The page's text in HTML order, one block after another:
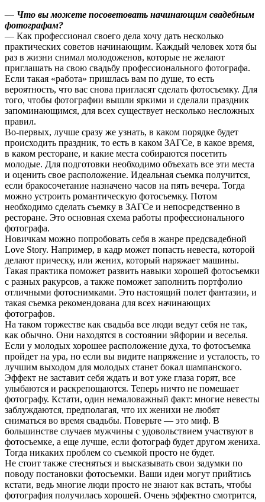
— Что вы можете посоветовать начинающим свадебным
фотографам?
— Как профессионал своего дела хочу дать несколько
практических советов начинающим. Каждый человек хотя бы
раз в жизни снимал молодоженов, которые не желают
приглашать на свою свадьбу профессионального фотографа.
Если такая «работа» пришлась вам по душе, то есть
вероятность, что вас снова пригласят сделать фотосъемку. Для
того, чтобы фотографии вышли яркими и сделали праздник
запоминающимся, для всех существует несколько несложных
правил.
Во-первых, лучше сразу же узнать, в каком порядке будет
происходить праздник, то есть в каком ЗАГСе, в какое время,
в каком ресторане, и какие места собираются посетить
молодые. Для подготовки необходимо объехать все эти места
и оценить свое расположение. Идеальная съемка получится,
если бракосочетание назначено часов на пять вечера. Тогда
можно устроить романтическую фотосъемку. Потом
необходимо сделать съемку в ЗАГСе и непосредственно в
ресторане. Это основная схема работы профессионального
фотографа.
Новичкам можно попробовать себя в жанре предсвадебной
Love Story. Например, в кадр может попасть невеста, которой
делают прическу, или жених, который наряжает машины.
Такая практика поможет развить навыки хорошей фотосъемки
с разных ракурсов, а также поможет заполнить портфолио
отличными фотоснимками. Это настоящий полет фантазии, и
такая съемка рекомендована для всех начинающих
фотографов.
На таком торжестве как свадьба все люди ведут себя не так,
как обычно. Они находятся в состоянии эйфории и веселья.
Если у молодых хорошее расположение духа, то фотосъемка
пройдет на ура, но если вы видите напряжение и усталость, то
лучшим выходом для молодых станет бокал шампанского.
Эффект не заставит себя ждать и вот уже глаза горят, все
улыбаются и раскрепощаются. Теперь ничто не помешает
фотографу. Кстати, один немаловажный факт: многие невесты
заблуждаются, предполагая, что их женихи не любят
сниматься во время свадьбы. Поверьте — это миф. В
большинстве случаев мужчины с удовольствием участвуют в
фотосъемке, а еще лучше, если фотограф будет другом жениха.
Тогда никаких проблем со съемкой просто не будет.
Не стоит также стесняться и высказывать свои задумки по
поводу постановки фотосъемки. Ваши идеи могут прийтись
кстати, ведь многие люди просто не знают как встать, чтобы
фотография получилась хорошей. Очень эффектно смотрится,